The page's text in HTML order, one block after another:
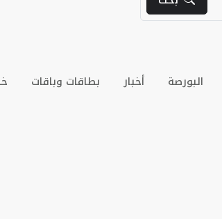
البورصة أخبار بطاقات وباقات